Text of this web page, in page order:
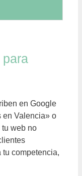
en Google
en Valencia» o
web no
tu competencia,